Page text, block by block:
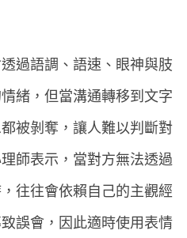
過語調、語速、眼神與肢
緒，但當溝通轉移到文字
被剝奪，讓人難以判斷對
師表示，當對方無法透過
往往會依賴自己的主觀經
誤會，因此適時使用表情